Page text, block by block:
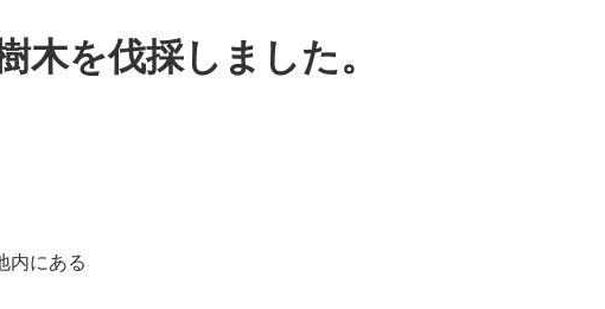
木を伐採しました。
内にある